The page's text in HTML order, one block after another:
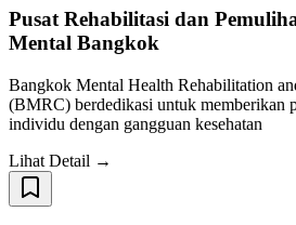
Pusat Rehabilitasi dan
Mental Bangkok
Bangkok Mental Health Rehabilitation
(BMRC) berdedikasi untuk memberikan
individu dengan gangguan kesehatan
Lihat Detail →